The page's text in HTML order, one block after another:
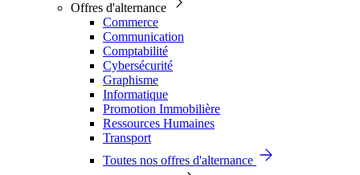
Offres d'alternance
Commerce
Communication
Comptabilité
Cybersécurité
Graphisme
Informatique
Promotion Immobilière
Ressources Humaines
Transport
Toutes nos offres d'alternance